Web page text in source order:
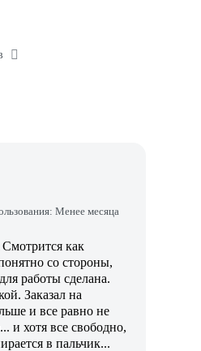
Менее месяца
как
со стороны,
работы сделана.
Заказал на
и все равно не
и хотя все свободно,
в пальчик...